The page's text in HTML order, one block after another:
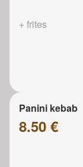
+ frites
Panini kebab
8.50 €